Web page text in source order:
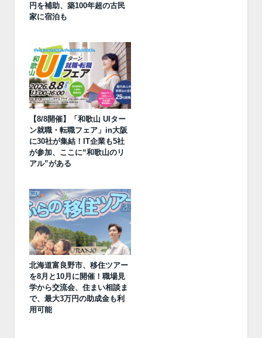
円を補助、築100年超の古民
家に宿泊も
【8/8開催】「和歌山 UIター
ン就職・転職フェア」in大阪
に30社が集結！IT企業も5社
が参加、ここに“和歌山のリ
アル”がある
北海道富良野市、移住ツアー
を8月と10月に開催！職場見
学から交流会、住まい相談ま
で、最大3万円の助成金も利
用可能